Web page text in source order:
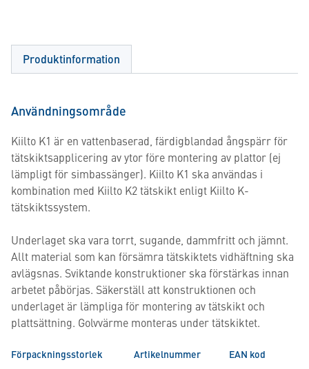
Produktinformation
Användningsområde
Kiilto K1 är en vattenbaserad, färdigblandad ångspärr för
tätskiktsapplicering av ytor före montering av plattor (ej
lämpligt för simbassänger). Kiilto K1 ska användas i
kombination med Kiilto K2 tätskikt enligt Kiilto K-
tätskiktssystem.
Underlaget ska vara torrt, sugande, dammfritt och jämnt.
Allt material som kan försämra tätskiktets vidhäftning ska
avlägsnas. Sviktande konstruktioner ska förstärkas innan
arbetet påbörjas. Säkerställ att konstruktionen och
underlaget är lämpliga för montering av tätskikt och
plattsättning. Golvvärme monteras under tätskiktet.
Förpackningsstorlek Artikelnummer EAN kod